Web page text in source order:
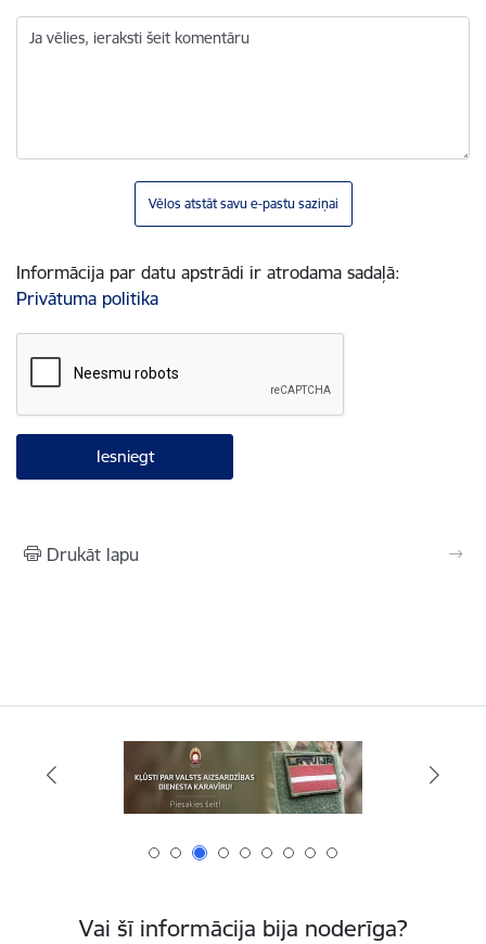
Ja vēlies, ieraksti šeit komentāru
Vēlos atstāt savu e-pastu saziņai
Informācija par datu apstrādi ir atrodama sadaļā:
Privātuma politika
Drukāt lapu
Vai šī informācija bija noderīga?